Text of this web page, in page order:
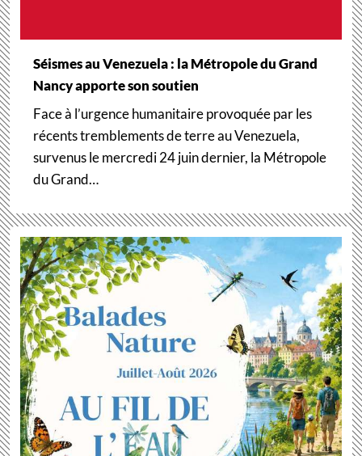
Séismes au Venezuela : la Métropole du Grand
Nancy apporte son soutien
Face à l’urgence humanitaire provoquée par les
récents tremblements de terre au Venezuela,
survenus le mercredi 24 juin dernier, la Métropole
du Grand…